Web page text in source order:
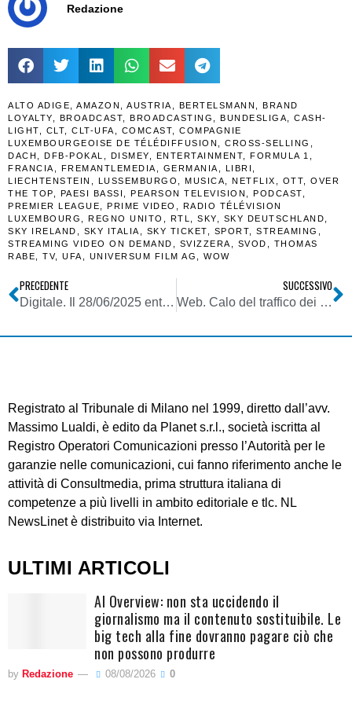
Redazione
ALTO ADIGE AMAZON AUSTRIA BERTELSMANN
BRAND
LOYALTY
BROADCAST BROADCASTING BUNDESLIGA
CASH-
LIGHT
CLT CLT-UFA COMCAST
COMPAGNIE
LUXEMBOURGEOISE DE TÉLÉDIFFUSION
CROSS-SELLING
DACH
DFB-POKAL DISMEY ENTERTAINMENT FORMULA 1
FRANCIA
FREMANTLEMEDIA GERMANIA LIBRI
LIECHTENSTEIN
LUSSEMBURGO MUSICA NETFLIX OTT
OVER
THE TOP
PAESI BASSI PEARSON TELEVISION PODCAST
PREMIER LEAGUE
PRIME VIDEO
RADIO TÉLÉVISION
LUXEMBOURG
REGNO UNITO RTL SKY SKY DEUTSCHLAND
SKY IRELAND
SKY ITALIA SKY TICKET SPORT STREAMING
STREAMING VIDEO ON DEMAND
SVIZZERA SVOD
THOMAS
RABE
TV, UFA UNIVERSUM FILM AG WOW
PRECEDENTE
Digitale. Il 28/06/2025 entrano in vigore gli obblighi sulla accessibilità digitale. Facciamo il punto su chi è vincolato e chi (per ora) no
SUCCESSIVO
Web. Calo del traffico dei siti per colpa della I.A. Effetti su pubblicità: come devono reagire editori? Quali i nuovi modelli di business?
Registrato al Tribunale di Milano nel 1999, diretto dall’avv.
Massimo Lualdi, è edito da Planet s.r.l., società iscritta al
Registro Operatori Comunicazioni presso l’Autorità per le
garanzie nelle comunicazioni, cui fanno riferimento anche le
attività di Consultmedia, prima struttura italiana di
competenze a più livelli in ambito editoriale e tlc. NL
NewsLinet è distribuito via Internet.
ULTIMI ARTICOLI
AI Overview: non sta uccidendo il
giornalismo ma il contenuto sostituibile. Le
big tech alla fine dovranno pagare ciò che
non possono produrre
by Redazione 08/08/2026 0